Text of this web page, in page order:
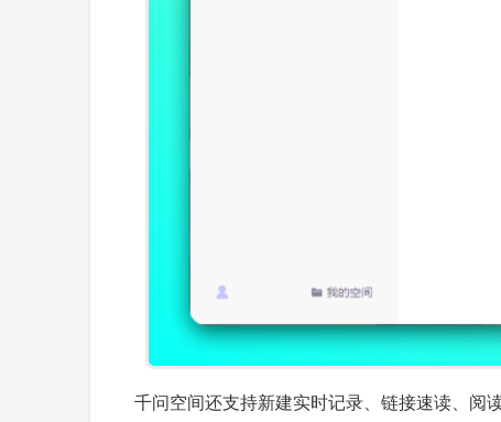
千问空间还支持新建实时记录、链接速读、阅